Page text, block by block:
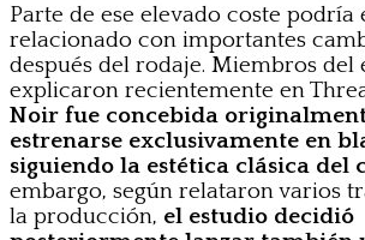
Parte de ese elevado coste podría
relacionado con importantes
después del rodaje. Miembros del
explicaron recientemente en
Noir fue concebida
estrenarse exclusivamente en
siguiendo la estética clásica del
embargo, según relataron varios
la producción, el estudio decidió